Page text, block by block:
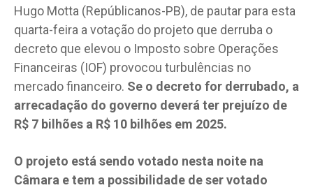
Hugo Motta (Repúblicanos-PB), de pautar para esta
quarta-feira a votação do projeto que derruba o
decreto que elevou o Imposto sobre Operações
Financeiras (IOF) provocou turbulências no
mercado financeiro. Se o decreto for derrubado, a
arrecadação do governo deverá ter prejuízo de
R$ 7 bilhões a R$ 10 bilhões em 2025.
O projeto está sendo votado nesta noite na
Câmara e tem a possibilidade de ser votado